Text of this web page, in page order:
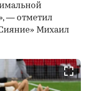
— отметил
Михаил